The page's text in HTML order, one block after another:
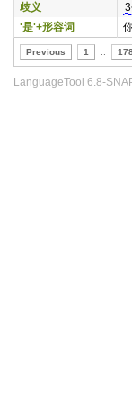
歧义
'是'+形容词
Previous 1
LanguageTool 6.8-